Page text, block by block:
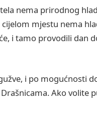
nema prirodnog
mjestu nema
i tamo provodili dan
i po mogućnosti
Ako volite